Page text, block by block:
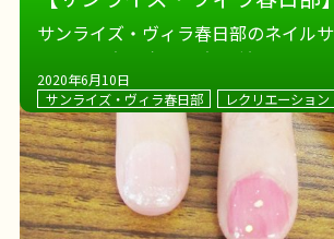
うっとり～
サンライズ・ヴィラ春日部のネイル
にしない方も 久々の方も 綺麗になっ
うっとり
いくつになっても綺
大切ですね
そして男性はのんび
す。
2020年6月10日
サンライズ・ヴィラ春日部 レクリエーション